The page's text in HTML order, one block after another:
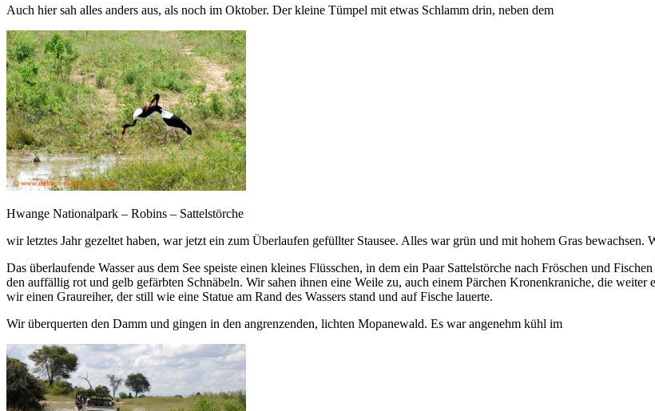
Auch hier sah alles anders aus, als noch im Oktober. Der kleine Tümpel mit etwas Schlamm drin, neben dem
Hwange Nationalpark – Robins – Sattelstörche
wir letztes Jahr gezeltet haben, war jetzt ein zum Überlaufen gefüllter Stausee. Alles war grün und mit hohem Gras bewachsen.
Das überlaufende Wasser aus dem See speiste einen kleines Flüsschen, in dem ein Paar Sattelstörche nach Fröschen und
den auffällig rot und gelb gefärbten Schnäbeln. Wir sahen ihnen eine Weile zu, auch einem Pärchen Kronenkraniche, die
wir einen Graureiher, der still wie eine Statue am Rand des Wassers stand und auf Fische lauerte.
Wir überquerten den Damm und gingen in den angrenzenden, lichten Mopanewald. Es war angenehm kühl im